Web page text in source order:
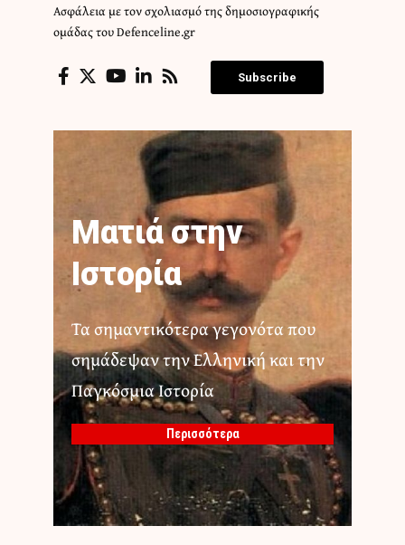
Ασφάλεια με τον σχολιασμό της δημοσιογραφικής
ομάδας του Defenceline.gr
Subscribe
Ματιά στην
Ιστορία
Τα σημαντικότερα γεγονότα που
σημάδεψαν την Ελληνική και την
Παγκόσμια Ιστορία
Περισσότερα